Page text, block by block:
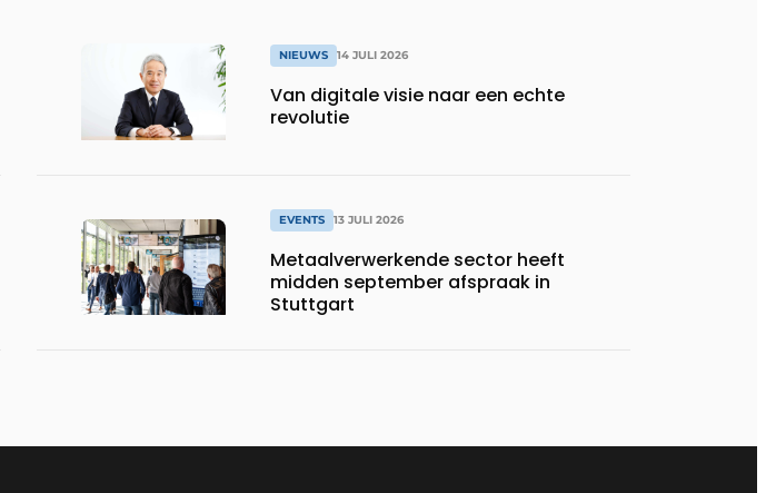
NIEUWS 14 JULI 2026
Van digitale visie naar een echte
revolutie
EVENTS 13 JULI 2026
Metaalverwerkende sector heeft
midden september afspraak in
Stuttgart